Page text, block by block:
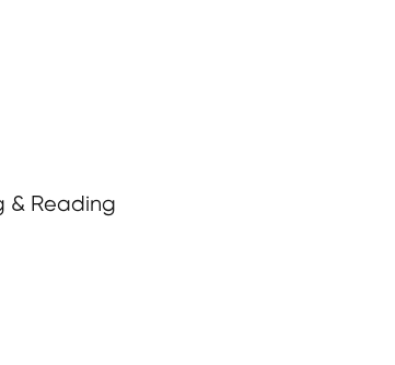
& Reading